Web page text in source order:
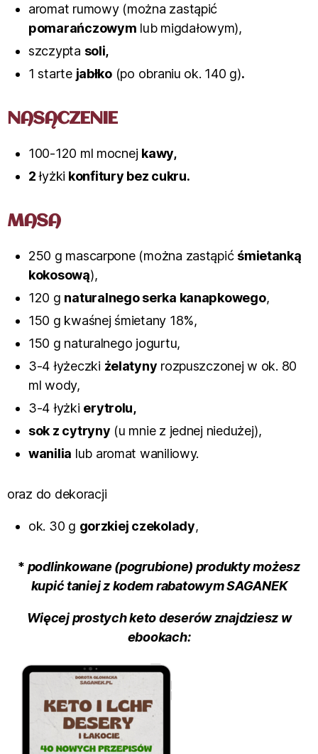
aromat rumowy (można zastąpić
pomarańczowym lub migdałowym),
szczypta soli,
1 starte jabłko(po obraniu ok. 140 g).
NASĄCZENIE
100-120 ml mocnej kawy,
2łyżki konfitury bez cukru.
MASA
250 g mascarpone (można zastąpić śmietanką
kokosową),
120 g naturalnego serka kanapkowego,
150 g kwaśnej śmietany 18%,
150 g naturalnego jogurtu,
3-4 łyżeczki żelatyny rozpuszczonej w ok. 80
ml wody,
3-4 łyżki erytrolu,
sok z cytryny (u mnie z jednej niedużej),
wanilia lub aromat waniliowy.
oraz do dekoracji
ok. 30 g gorzkiej czekolady,
* podlinkowane (pogrubione) produkty możesz
kupić taniej z kodem rabatowym SAGANEK
Więcej prostych keto deserów znajdziesz w
ebookach: